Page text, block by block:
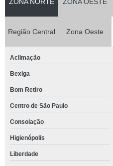
Região Central Zona Oeste
Aclimação
Bexiga
Bom Retiro
Centro de São Paulo
Consolação
Higienópolis
Liberdade